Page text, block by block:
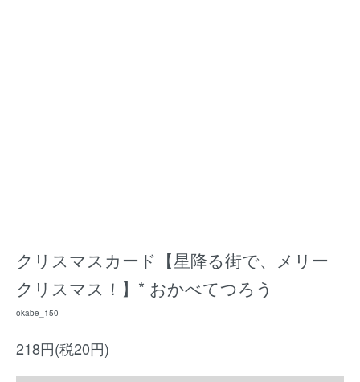
クリスマスカード【星降る街で、メリー
クリスマス！】* おかべてつろう
okabe_150
218円(税20円)